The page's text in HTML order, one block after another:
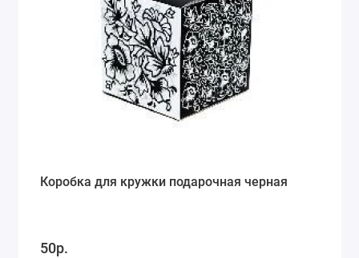
Коробка для кружки подарочная черная
50р.